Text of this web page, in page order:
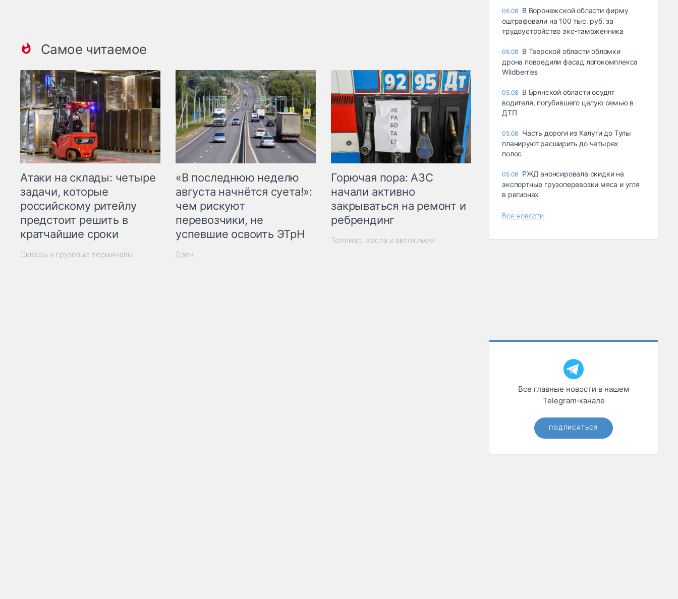
Самое читаемое
Атаки на склады: четыре
задачи, которые
российскому ритейлу
предстоит решить в
кратчайшие сроки
Склады и грузовые терминалы
«В последнюю неделю
августа начнётся суета!»:
чем рискуют
перевозчики, не
успевшие освоить ЭТрН
Дзен
Горючая пора: АЗС
начали активно
закрываться на ремонт и
ребрендинг
Топливо, масла и автохимия
06.08 В Воронежской области фирму
оштрафовали на 100 тыс. руб. за
трудоустройство экс-таможенника
06.08 В Тверской области обломки
дрона повредили фасад логокомплекса
Wildberries
05.08 В Брянской области осудят
водителя, погубившего целую семью в
ДТП
05.08 Часть дороги из Калуги до Тулы
планируют расширить до четырех
полос
05.08 РЖД анонсировала скидки на
экспортные грузоперевозки мяса и угля
в регионах
Все новости
Все главные новости в нашем
Telegram‑канале
ПОДПИСАТЬСЯ